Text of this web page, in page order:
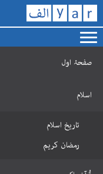
صفحۂ اول
اسلام
تاریخ اسلام
رمضان کریم